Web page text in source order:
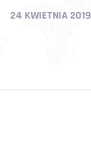
24 KWIETNIA 2019